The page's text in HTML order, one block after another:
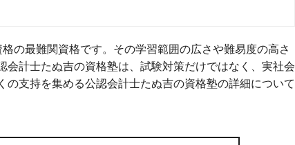
の最難関資格です。その学習範囲の広さや難易度の高さ
計士たぬ吉の資格塾は、試験対策だけではなく、実社会
支持を集める公認会計士たぬ吉の資格塾の詳細について